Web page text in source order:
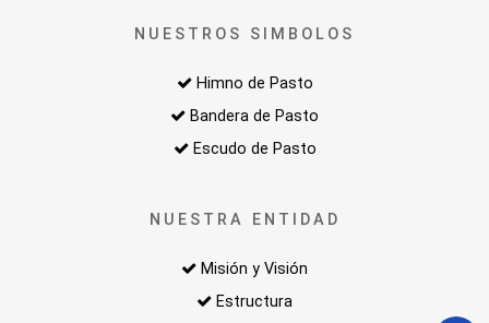
NUESTROS SIMBOLOS
Himno de Pasto
Bandera de Pasto
Escudo de Pasto
NUESTRA ENTIDAD
Misión y Visión
Estructura